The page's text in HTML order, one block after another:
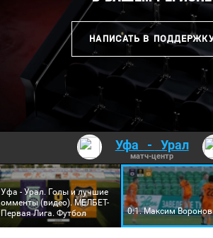
Уфа - Урал
матч-центр
Уфа - Урал. Голы и лучшие
омменты (видео). МЕЛБЕТ-
Первая Лига. Футбол
0:1. Максим Воронов